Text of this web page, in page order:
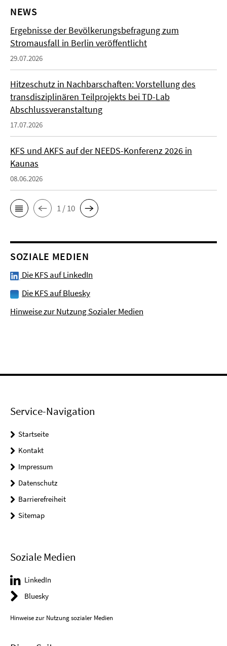
NEWS
Ergebnisse der Bevölkerungsbefragung zum
Stromausfall in Berlin veröffentlicht
29.07.2026
Hitzeschutz in Nachbarschaften: Vorstellung des
transdisziplinären Teilprojekts bei TD-Lab
Abschlussveranstaltung
17.07.2026
KFS und AKFS auf der NEEDS-Konferenz 2026 in
Kaunas
08.06.2026
1 / 10
SOZIALE MEDIEN
Die KFS auf LinkedIn
Die KFS auf Bluesky
Hinweise zur Nutzung Sozialer Medien
Service-Navigation
Startseite
Kontakt
Impressum
Datenschutz
Barrierefreiheit
Sitemap
Soziale Medien
LinkedIn
Bluesky
Hinweise zur Nutzung sozialer Medien